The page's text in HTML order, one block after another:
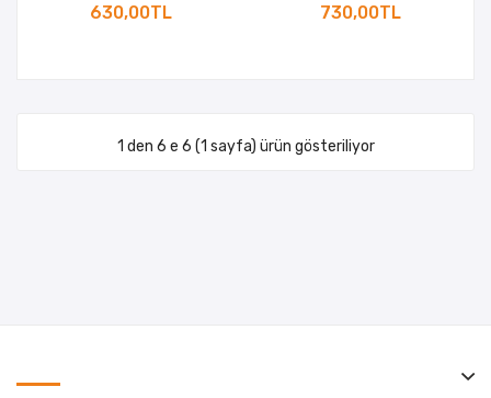
630,00TL 730,00TL
1 den 6 e 6 (1 sayfa) ürün gösteriliyor